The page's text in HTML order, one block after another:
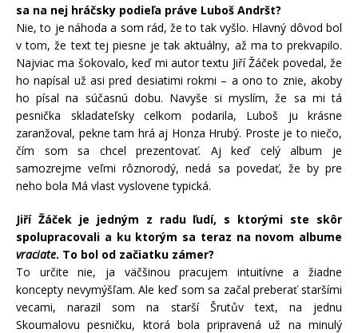
sa na nej hráčsky podieľa práve Luboš Andršt?
Nie, to je náhoda a som rád, že to tak vyšlo. Hlavný dôvod bol
v tom, že text tej piesne je tak aktuálny, až ma to prekvapilo.
Najviac ma šokovalo, keď mi autor textu Jiří Žáček povedal, že
ho napísal už asi pred desiatimi rokmi – a ono to znie, akoby
ho písal na súčasnú dobu. Navyše si myslím, že sa mi tá
pesnička skladateľsky celkom podarila, Luboš ju krásne
zaranžoval, pekne tam hrá aj Honza Hrubý. Proste je to niečo,
čím som sa chcel prezentovať. Aj keď celý album je
samozrejme veľmi rôznorodý, nedá sa povedať, že by pre
neho bola Má vlast vyslovene typická.
Jiří Žáček je jedným z radu ľudí, s ktorými ste skôr
spolupracovali a ku ktorým sa teraz na novom albume
vraciate. To bol od začiatku zámer?
To určite nie, ja väčšinou pracujem intuitívne a žiadne
koncepty nevymýšľam. Ale keď som sa začal preberať staršími
vecami, narazil som na starší Šrutův text, na jednu
Skoumalovu pesničku, ktorá bola pripravená už na minulý